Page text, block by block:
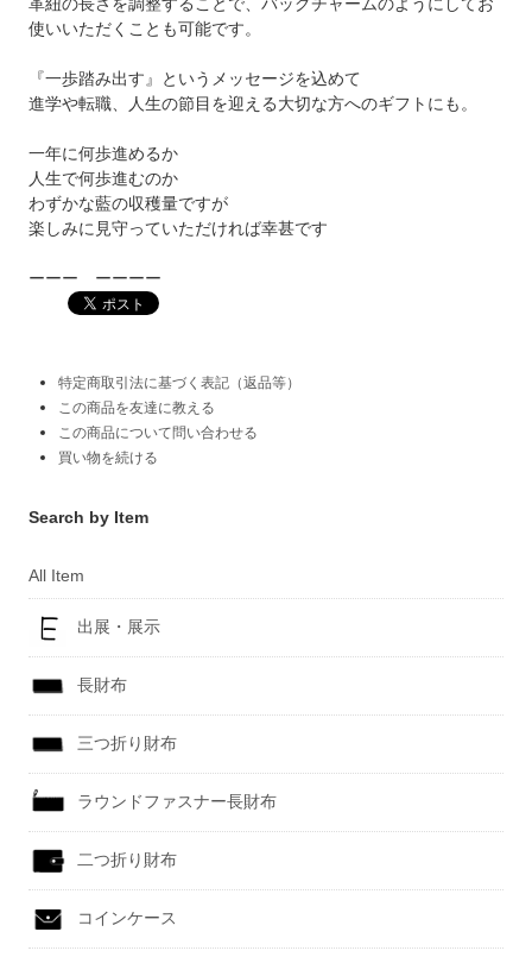
使いいただくことも可能です。
『一歩踏み出す』というメッセージを込めて
進学や転職、人生の節目を迎える大切な方へのギフトにも。
一年に何歩進めるか
人生で何歩進むのか
わずかな藍の収穫量ですが
楽しみに見守っていただければ幸甚です
ーーー ーーーー
特定商取引法に基づく表記（返品等）
この商品を友達に教える
この商品について問い合わせる
買い物を続ける
Search by Item
All Item
出展・展示
長財布
三つ折り財布
ラウンドファスナー長財布
二つ折り財布
コインケース